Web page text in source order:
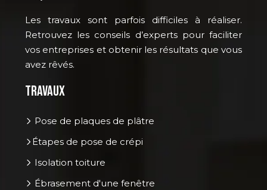
Les travaux sont parfois difficiles à réaliser.
Retrouvez les conseils d’experts pour faciliter
vos entreprises et obtenir les résultats que vous
avez rêvés.
Travaux
Pose de plaques de plâtre
Étapes de pose de crépi
Isolation toiture
Ébrasement d'une fenêtre